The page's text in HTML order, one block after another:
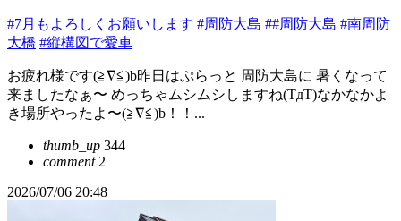
#7月もよろしくお願いします #周防大島 ##周防大島 #南周防
大橋 #縦構図で愛車
お疲れ様です(≧∇≦)b昨日はぷらっと 周防大島に 暑くなって
来ましたなぁ〜 めっちゃムシムシしますね(TдT)なかなかよ
き場所やったよ〜(≧∇≦)b！！...
thumb_up 344
comment2
2026/07/06 20:48